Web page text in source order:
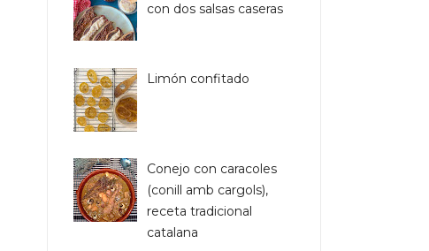
con dos salsas caseras
Limón confitado
Conejo con caracoles
(conill amb cargols),
receta tradicional
catalana